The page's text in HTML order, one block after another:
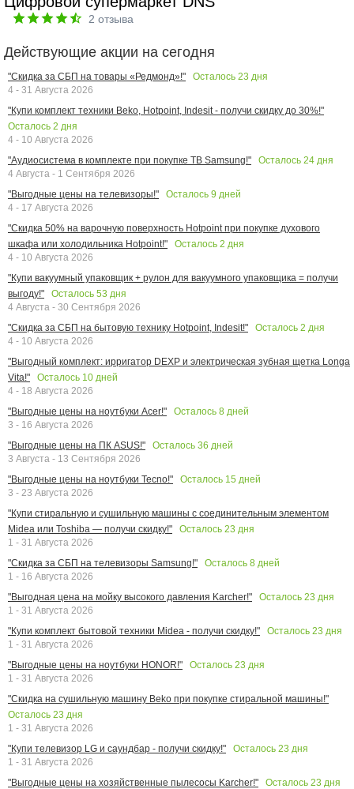
2 отзыва
Действующие акции на сегодня
"Скидка за СБП на товары «Редмонд»!" Осталось 23 дня
4 - 31 Августа 2026
"Купи комплект техники Beko, Hotpoint, Indesit - получи скидку до 30%!"
Осталось 2 дня
4 - 10 Августа 2026
"Аудиосистема в комплекте при покупке ТВ Samsung!"
Осталось 24 дня
4 Августа - 1 Сентября 2026
"Выгодные цены на телевизоры!"
Осталось 9 дней
4 - 17 Августа 2026
"Скидка 50% на варочную поверхность Hotpoint при покупке духового
шкафа или холодильника Hotpoint!"
Осталось 2 дня
4 - 10 Августа 2026
"Купи вакуумный упаковщик + рулон для вакуумного упаковщика = получи
выгоду!"
Осталось 53 дня
4 Августа - 30 Сентября 2026
"Скидка за СБП на бытовую технику Hotpoint, Indesit!"
Осталось 2 дня
4 - 10 Августа 2026
"Выгодный комплект: ирригатор DEXP и электрическая зубная щетка Longa
Vita!"
Осталось 10 дней
4 - 18 Августа 2026
"Выгодные цены на ноутбуки Acer!"
Осталось 8 дней
3 - 16 Августа 2026
"Выгодные цены на ПК ASUS!"
Осталось 36 дней
3 Августа - 13 Сентября 2026
"Выгодные цены на ноутбуки Tecno!"
Осталось 15 дней
3 - 23 Августа 2026
"Купи стиральную и сушильную машины с соединительным элементом
Midea или Toshiba — получи скидку!"
Осталось 23 дня
1 - 31 Августа 2026
"Скидка за СБП на телевизоры Samsung!"
Осталось 8 дней
1 - 16 Августа 2026
"Выгодная цена на мойку высокого давления Karcher!"
Осталось 23 дня
1 - 31 Августа 2026
"Купи комплект бытовой техники Midea - получи скидку!"
Осталось 23 дня
1 - 31 Августа 2026
"Выгодные цены на ноутбуки HONOR!"
Осталось 23 дня
1 - 31 Августа 2026
"Скидка на сушильную машину Beko при покупке стиральной машины!"
Осталось 23 дня
1 - 31 Августа 2026
"Купи телевизор LG и саундбар - получи скидку!"
Осталось 23 дня
1 - 31 Августа 2026
"Выгодные цены на хозяйственные пылесосы Karcher!"
Осталось 23 дня